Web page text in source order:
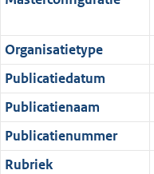
r
m
a
a
t
o
r
m
a
a
t
e
n
d
Organisatietype
Publicatiedatum
Publicatienaam
Publicatienummer
Rubriek